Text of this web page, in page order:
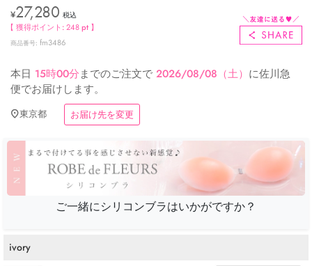
¥27,280 税込
【 獲得ポイント:248pt 】
商品番号 fm3486
本日 15時00分までのご注文で 2026/08/08（土） に佐川急
便でお届けします。
東京都 お届け先を変更
ご一緒にシリコンブラはいかがですか？
ivory